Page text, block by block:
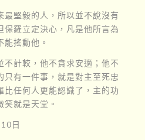
最堅毅的人，所以並不說沒有
保羅立定決心，凡是他所言為
搖動他。
不計較，他不貪求安適；他不
只有一件事，就是對主至死忠
比任何人更能認識了，主的功
就是天堂。
日